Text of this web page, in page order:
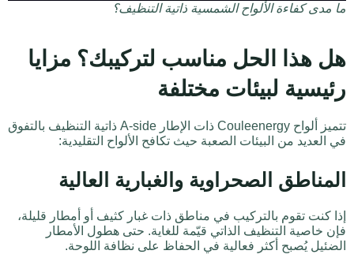
ما مدى كفاءة الألواح الشمسية ذاتية التنظيف؟
هل هذا الحل مناسب لتركيبك؟ مزايا
رئيسية لبيئات مختلفة
تتميز ألواح Couleenergy ذات الإطار A-side ذاتية التنظيف بالتفوق
في العديد من البيئات الصعبة حيث تكافح الألواح التقليدية:
المناطق الصحراوية والغبارية العالية
إذا كنت تقوم بالتركيب في مناطق ذات غبار كثيف أو أمطار قليلة،
فإن خاصية التنظيف الذاتي قيّمة للغاية. حتى هطول الأمطار
الضئيل يُصبح أكثر فعالية في الحفاظ على نظافة اللوحة.